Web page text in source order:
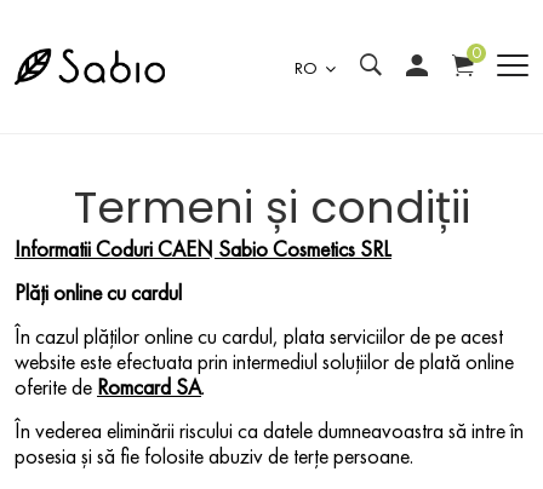
RO
0
Termeni și condiții
Informatii Coduri CAEN Sabio Cosmetics SRL
Plăți online cu cardul
În cazul plăților online cu cardul, plata serviciilor de pe acest
website este efectuata prin intermediul soluțiilor de plată online
oferite de Romcard SA.
În vederea eliminării riscului ca datele dumneavoastra să intre în
posesia și să fie folosite abuziv de terțe persoane.